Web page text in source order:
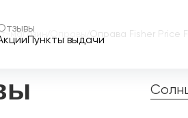
Пункты выдачи
магазин Оправа Fisher Price